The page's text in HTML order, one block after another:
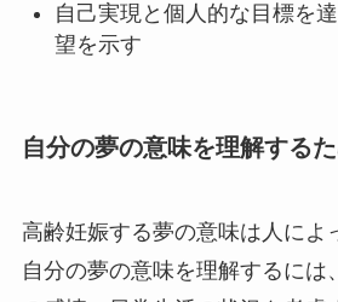
自己実現と個人的な目標を
望を示す
自分の夢の意味を理解する
高齢妊娠する夢の意味は人によ
自分の夢の意味を理解するには